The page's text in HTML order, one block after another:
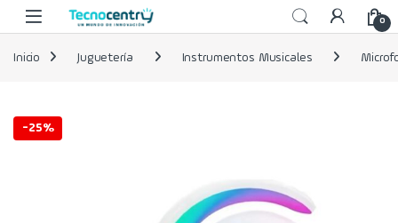
Skip to navigation
Skip to content
0
Inicio Juguetería Instrumentos Musicales
-25%